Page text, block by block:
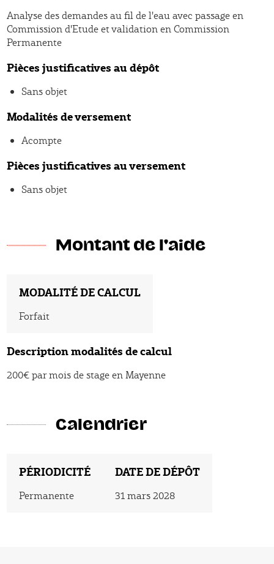
Analyse des demandes au fil de l'eau avec passage en
Commission d'Etude et validation en Commission
Permanente
Pièces justificatives au dépôt
Sans objet
Modalités de versement
Acompte
Pièces justificatives au versement
Sans objet
Montant de l'aide
MODALITÉ DE CALCUL
Forfait
Description modalités de calcul
200€ par mois de stage en Mayenne
Calendrier
PÉRIODICITÉ
Permanente
DATE DE DÉPÔT
31 mars 2028